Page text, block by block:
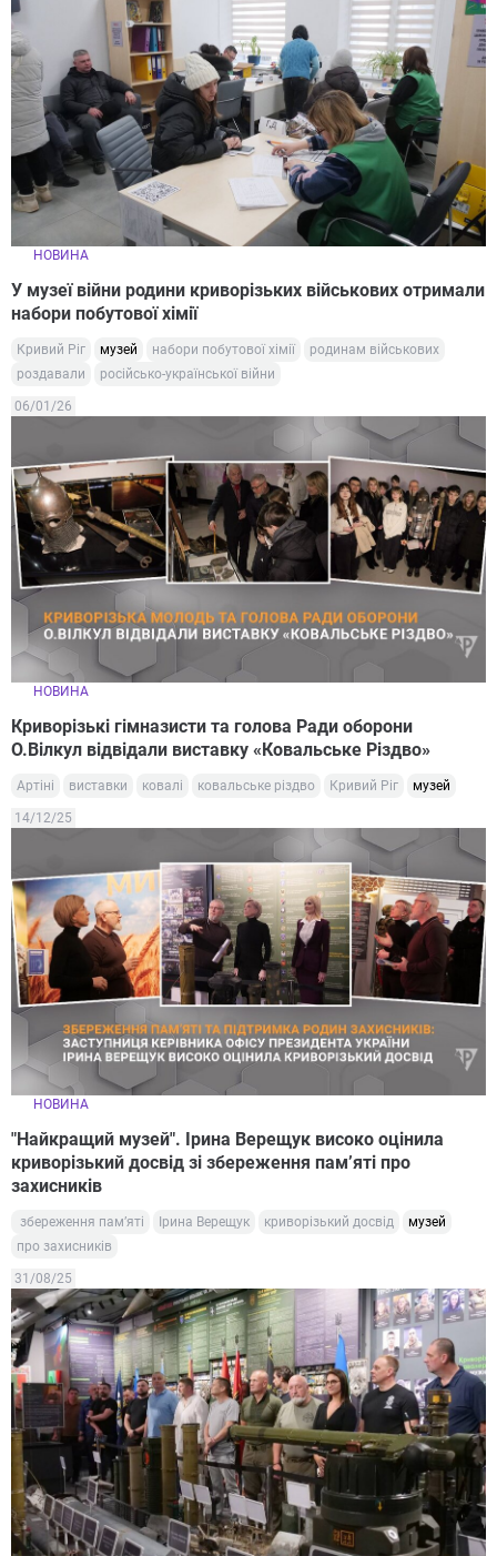
НОВИНА
У музеї війни родини криворізьких військових отримали
набори побутової хімії
Кривий Ріг музей набори побутової хімії
родинам військових
роздавали
російсько-української війни
06/01/26
НОВИНА
Криворізькі гімназисти та голова Ради оборони
О.Вілкул відвідали виставку «Ковальське Різдво»
Артіні виставки ковалі ковальське різдво Кривий Ріг музей
14/12/25
НОВИНА
"Найкращий музей". Ірина Верещук високо оцінила
криворізький досвід зі збереження пам’яті про
захисників
збереження пам’яті Ірина Верещук криворізький досвід
музей
про захисників
31/08/25